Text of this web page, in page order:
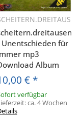
Schnellkauf
Unentschieden für
mp3
Album
€ *
verfügbar
ca. 4 Wochen